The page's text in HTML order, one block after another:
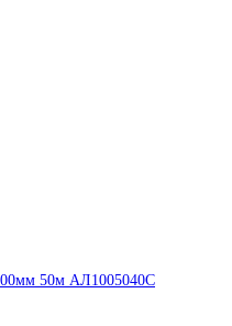
50м АЛ1005040С